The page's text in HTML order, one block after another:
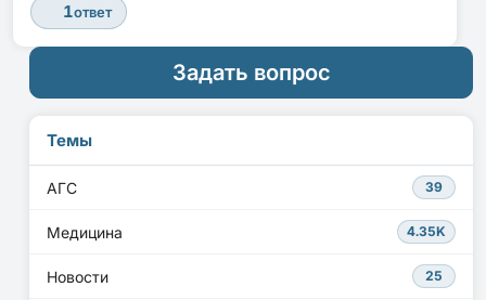
1ответ
Задать вопрос
Темы
АГС 39
Медицина 4.35K
Новости 25